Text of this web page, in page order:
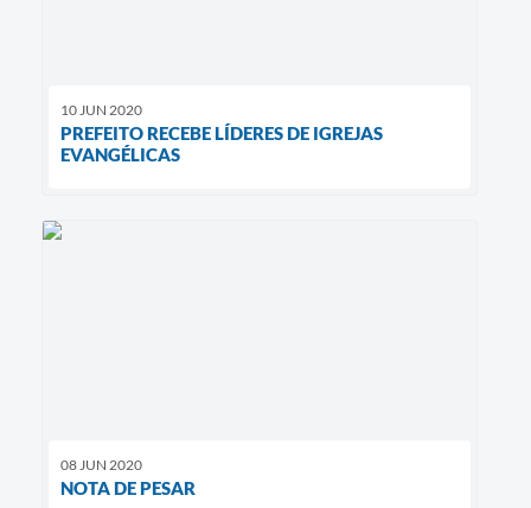
10 JUN 2020
PREFEITO RECEBE LÍDERES DE IGREJAS
EVANGÉLICAS
08 JUN 2020
NOTA DE PESAR